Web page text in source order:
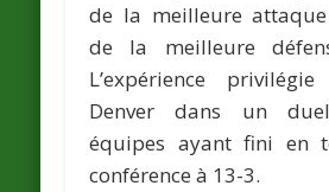
de la meilleure attaque
de la meilleure
L’expérience
Denver dans un
équipes ayant fini en
conférence à 13-3.